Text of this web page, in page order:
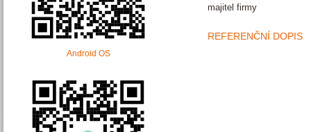
Android OS
majitel firmy
REFERENČNÍ DOPIS